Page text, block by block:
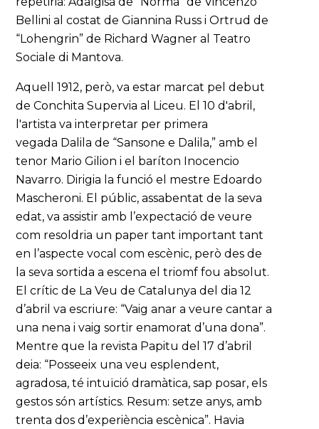
Bellini al costat de Giannina Russ i Ortrud de
“Lohengrin” de Richard Wagner al Teatro
Sociale di Mantova.
Aquell 1912, però, va estar marcat pel debut
de Conchita Supervia al Liceu. El 10 d'abril,
l'artista va interpretar per primera
vegada Dalila de “Sansone e Dalila,” amb el
tenor Mario Gilion i el baríton Inocencio
Navarro. Dirigia la funció el mestre Edoardo
Mascheroni. El públic, assabentat de la seva
edat, va assistir amb l’expectació de veure
com resoldria un paper tant important tant
en l’aspecte vocal com escènic, però des de
la seva sortida a escena el triomf fou absolut.
El crític de La Veu de Catalunya del dia 12
d’abril va escriure: “Vaig anar a veure cantar a
una nena i vaig sortir enamorat d’una dona”.
Mentre que la revista Papitu del 17 d’abril
deia: “Posseeix una veu esplendent,
agradosa, té intuïció dramàtica, sap posar, els
gestos són artístics. Resum: setze anys, amb
trenta dos d’experiència escènica”. Havia